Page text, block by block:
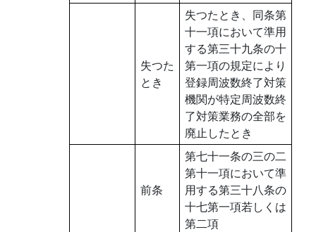
失つた
とき
失つたとき、同条第
十一項において準用
する第三十九条の十
第一項の規定により
登録周波数終了対策
機関が特定周波数終
了対策業務の全部を
廃止したとき
前条
第七十一条の三の二
第十一項において準
用する第三十八条の
十七第一項若しくは
第二項